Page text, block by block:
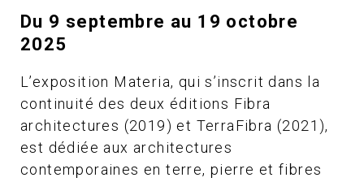
Du 9 septembre au 19 octobre
2025
L’exposition Materia, qui s’inscrit dans la
continuité des deux éditions Fibra
architectures (2019) et TerraFibra (2021),
est dédiée aux architectures
contemporaines en terre, pierre et fibres